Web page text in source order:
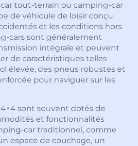
tout-terrain ou camping-car
de véhicule de loisir conçu
et les conditions hors
cars sont généralement
intégrale et peuvent
de caractéristiques telles
élevée, des pneus robustes et
pour naviguer sur les
sont souvent dotés de
et fonctionnalités
car traditionnel, comme
espace de couchage, un